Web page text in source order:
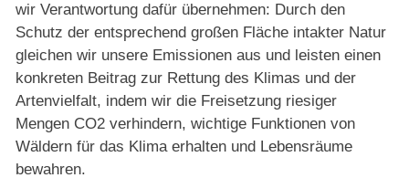
wir Verantwortung dafür übernehmen: Durch den
Schutz der entsprechend großen Fläche intakter Natur
gleichen wir unsere Emissionen aus und leisten einen
konkreten Beitrag zur Rettung des Klimas und der
Artenvielfalt, indem wir die Freisetzung riesiger
Mengen CO2 verhindern, wichtige Funktionen von
Wäldern für das Klima erhalten und Lebensräume
bewahren.